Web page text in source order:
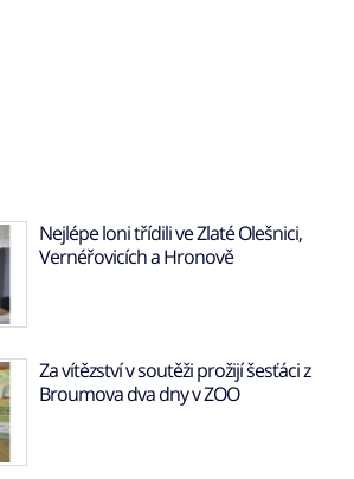
Nejlépe loni třídili ve Zlaté Olešnici,
Vernéřovicích a Hronově
Za vítězství v soutěži prožijí šesťáci z
Broumova dva dny v ZOO